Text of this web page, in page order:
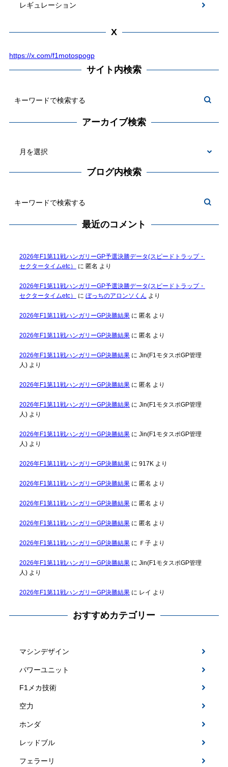
レギュレーション
X
https://x.com/f1motospogp
サイト内検索
アーカイブ検索
ブログ内検索
最近のコメント
2026年F1第11戦ハンガリーGP予選決勝データ(スピードトラップ・
セクタータイムetc）
に 匿名 より
2026年F1第11戦ハンガリーGP予選決勝データ(スピードトラップ・
セクタータイムetc）
に ぼっちのアロンソくん より
2026年F1第11戦ハンガリーGP決勝結果に 匿名 より
2026年F1第11戦ハンガリーGP決勝結果に 匿名 より
2026年F1第11戦ハンガリーGP決勝結果に Jin(F1モタスポGP管理
人)より
2026年F1第11戦ハンガリーGP決勝結果に 匿名 より
2026年F1第11戦ハンガリーGP決勝結果に Jin(F1モタスポGP管理
人)より
2026年F1第11戦ハンガリーGP決勝結果に Jin(F1モタスポGP管理
人)より
2026年F1第11戦ハンガリーGP決勝結果に 917Kより
2026年F1第11戦ハンガリーGP決勝結果に 匿名 より
2026年F1第11戦ハンガリーGP決勝結果に 匿名 より
2026年F1第11戦ハンガリーGP決勝結果に 匿名 より
2026年F1第11戦ハンガリーGP決勝結果に Ｆ子より
2026年F1第11戦ハンガリーGP決勝結果に Jin(F1モタスポGP管理
人)より
2026年F1第11戦ハンガリーGP決勝結果に レイ より
おすすめカテゴリー
マシンデザイン
パワーユニット
F1メカ技術
空力
ホンダ
レッドブル
フェラーリ